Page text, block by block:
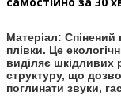
Матеріал: Спінений
плівки. Це
виділяє шкідливих
структуру, що
поглинати звуки,